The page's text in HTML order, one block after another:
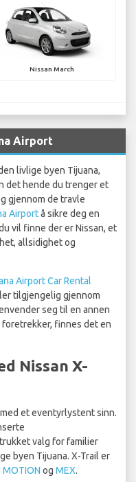
Nissan March
Airport
livlige byen Tijuana,
det hende du trenger et
gjennom de travle
Airportå sikre deg en
vil finne der er Nissan, et
allsidighet og
Airport Car Rental
tilgjengelig gjennom
seg til en annen
finnes det en
Nissan X-
et eventyrlystent sinn.
valg for familier
byen Tijuana. X-Trail er
MOTION og MEX.